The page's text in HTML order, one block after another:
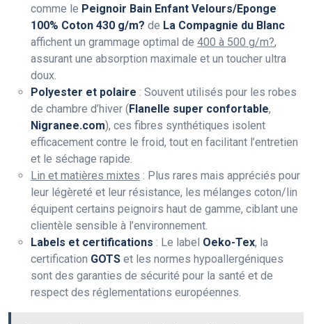
comme le Peignoir Bain Enfant Velours/Eponge
100% Coton 430 g/m? de La Compagnie du Blanc
affichent un grammage optimal de 400 à 500 g/m?,
assurant une absorption maximale et un toucher ultra
doux.
Polyester et polaire : Souvent utilisés pour les robes
de chambre d’hiver ( Flanelle super confortable,
Nigranee.com), ces fibres synthétiques isolent
efficacement contre le froid, tout en facilitant l’entretien
et le séchage rapide.
Lin et matières mixtes : Plus rares mais appréciés pour
leur légèreté et leur résistance, les mélanges coton/lin
équipent certains peignoirs haut de gamme, ciblant une
clientèle sensible à l’environnement.
Labels et certifications : Le label Oeko-Tex, la
certification GOTS et les normes hypoallergéniques
sont des garanties de sécurité pour la santé et de
respect des réglementations européennes.